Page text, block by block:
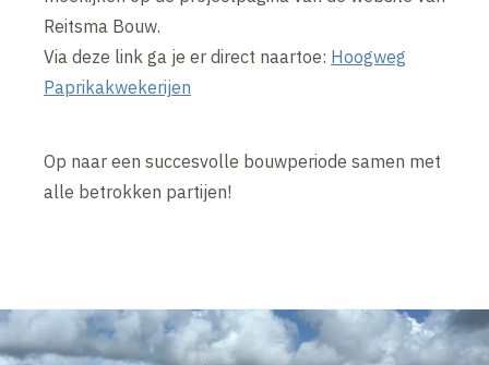
Reitsma Bouw.
Via deze link ga je er direct naartoe: Hoogweg
Paprikakwekerijen
Op naar een succesvolle bouwperiode samen met
alle betrokken partijen!